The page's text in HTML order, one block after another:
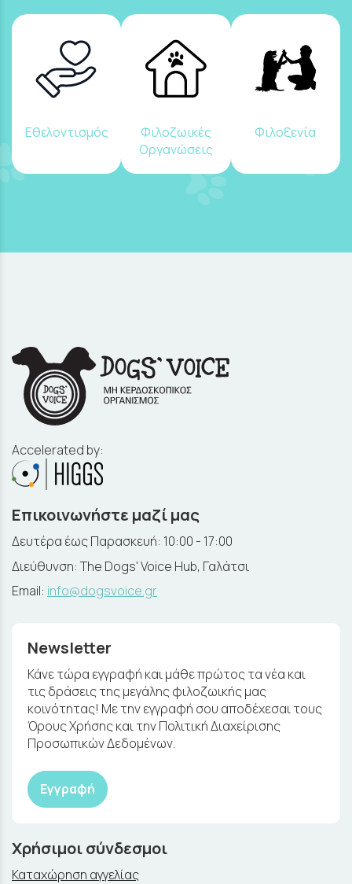
Εθελοντισμός
Φιλοζωικές
Οργανώσεις
Φιλοξενία
Accelerated by:
Επικοινωνήστε μαζί μας
Δευτέρα έως Παρασκευή: 10:00 - 17:00
Διεύθυνση: The Dogs' Voice Hub, Γαλάτσι
Email: info@dogsvoice.gr
Newsletter
Κάνε τώρα εγγραφή και μάθε πρώτος τα νέα και
τις δράσεις της μεγάλης φιλοζωικής μας
κοινότητας! Με την εγγραφή σου αποδέχεσαι τους
Όρους Χρήσης και την Πολιτική Διαχείρισης
Προσωπικών Δεδομένων.
Εγγραφή
Χρήσιμοι σύνδεσμοι
Καταχώρηση αγγελίας